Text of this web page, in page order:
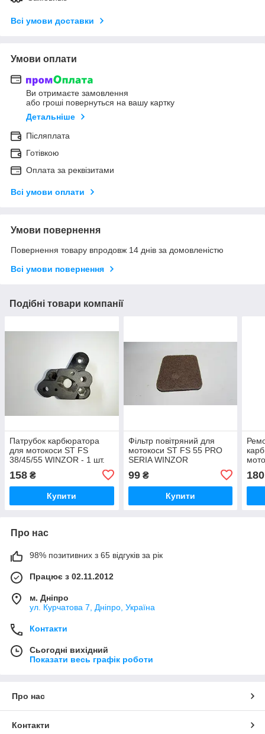
Всі умови доставки
Умови оплати
Ви отримаєте замовлення
або гроші повернуться на вашу картку
Детальніше
Післяплата
Готівкою
Оплата за реквізитами
Всі умови оплати
Умови повернення
Повернення товару впродовж 14 днів за домовленістю
Всі умови повернення
Подібні товари компанії
Патрубок карбюратора
для мотокоси ST FS
38/45/55 WINZOR - 1 шт.
158 ₴
Купити
Фільтр повітряний для
мотокоси ST FS 55 PRO
SERIA WINZOR
99₴
Купити
180
Про нас
98% позитивних з 65 відгуків за рік
Працює з 02.11.2012
м. Дніпро
ул. Курчатова 7, Дніпро, Україна
Контакти
Сьогодні вихідний
Показати весь графік роботи
Про нас
Контакти